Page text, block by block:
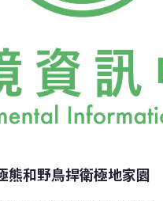
熊和野鳥捍衛極地家園